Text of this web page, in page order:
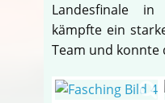
Landesfinale
kämpfte ein
Team und konnte